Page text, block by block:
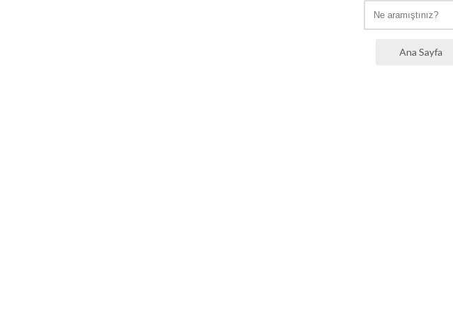
Ana Sayfa